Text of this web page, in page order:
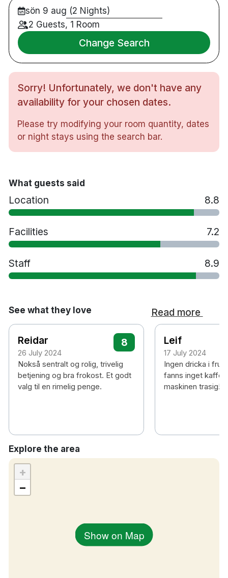
55 rum
Badrum med dusch eller badkar
Gratis WiFi
Skrivbord
Hårtork
Strykjärn/strykbräda
Room service
Frukostrestaurang
Sen utcheckning mot en avgift - i mån av plats
Handikappsanpassade rum finns tillgängliga
Parkering mot en avgift
Rökfritt
spårvagnshållplats
15 minuters promenad till Göteborg
Universeum
sön 9 aug (2 Nights)
2 Guests, 1 Room
Change Search
Sorry! Unfortunately, we don't have any
availability for your chosen dates.
Please try modifying your room quantity, dates
or night stays using the search bar.
What guests said
Location 8.8
Facilities 7.2
Staff 8.9
See what they love Read more
Reidar
26 July 2024
8
Nokså sentralt og rolig, trivelig
betjening og bra frokost. Et godt
valg til en rimelig penge.
Leif
17 July 2024
Ingen dricka i
fanns inget kaffe
maskinen trasig!
Explore the area
Show on Map
+
−